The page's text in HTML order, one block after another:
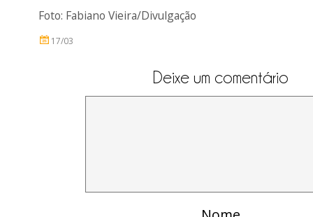
Foto: Fabiano Vieira/Divulgação
17/03
Deixe um comentário